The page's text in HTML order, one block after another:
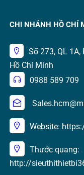
CHI NHÁNH HỒ CHÍ
Số 273, QL
Hồ Chí Minh
0988 589 709
Website:
Thước quang:
http://